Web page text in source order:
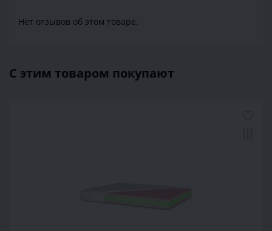
Нет отзывов об этом товаре.
С этим товаром покупают